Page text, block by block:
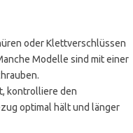
oder Klettverschlüssen
Modelle sind mit einer
kontrolliere den
optimal hält und länger